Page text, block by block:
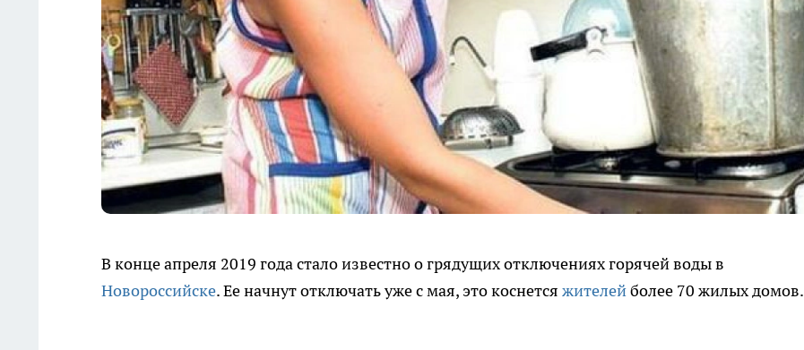
В конце апреля 2019 года стало известно о грядущих отключениях горячей воды в
Новороссийске. Ее начнут отключать уже с мая, это коснется жителейболее 70 жилых домов.